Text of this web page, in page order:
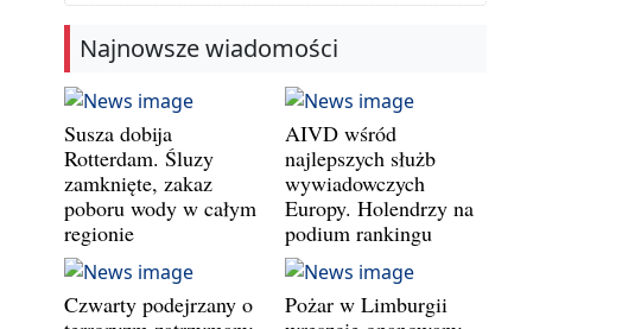
Najnowsze wiadomości
Susza dobija
Rotterdam. Śluzy
zamknięte, zakaz
poboru wody w całym
regionie
AIVD wśród
najlepszych służb
wywiadowczych
Europy. Holendrzy na
podium rankingu
Czwarty podejrzany o
Pożar w Limburgii